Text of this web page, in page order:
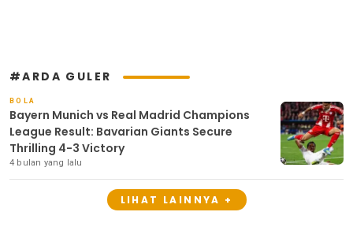
#ARDA GULER
BOLA
Bayern Munich vs Real Madrid Champions
League Result: Bavarian Giants Secure
Thrilling 4-3 Victory
4 bulan yang lalu
LIHAT LAINNYA +